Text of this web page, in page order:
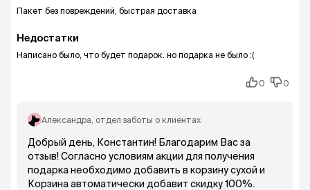
Пакет без повреждений, быстрая доставка
Недостатки
Написано было, что будет подарок. но подарка не было :(
0 0
Александра , отдел заботы о клиентах
Добрый день, Константин! Благодарим Вас за
отзыв! Согласно условиям акции для получения
подарка необходимо добавить в корзину сухой и
Корзина автоматически добавит скидку 100%.